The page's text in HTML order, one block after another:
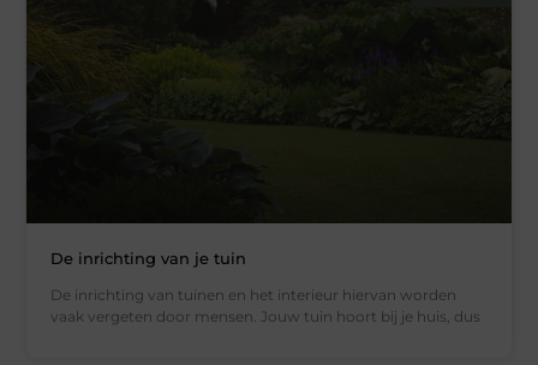
De inrichting van je tuin
De inrichting van tuinen en het interieur hiervan worden
vaak vergeten door mensen. Jouw tuin hoort bij je huis, dus